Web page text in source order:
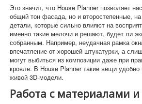
Это значит, что House Planner позволяет
общий тон фасада, но и второстепенные,
детали, которые сильно влияют на
именно такие мелочи и решают, будет ли
собранным. Например, неудачная рамка
впечатление от хорошей штукатурки, а
могут выбиться из композиции даже при
кровле. В House Planner такие вещи удобно
живой 3D-модели.
Работа с материалами и